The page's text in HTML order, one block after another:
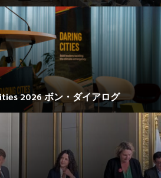
2026 ボン・ダイアログ